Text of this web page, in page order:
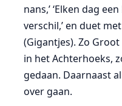
nans,’ ‘Elken dag
verschil,’ en duet
(Gigantjes). Zo
in het Achterhoeks,
gedaan. Daarnaast
over gaan.